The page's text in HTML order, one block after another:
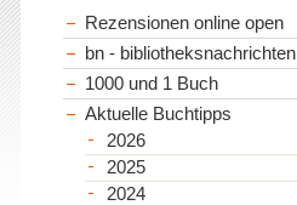
Rezensionen online open
bn - bibliotheksnachrichten
1000 und 1 Buch
Aktuelle Buchtipps
2026
2025
2024